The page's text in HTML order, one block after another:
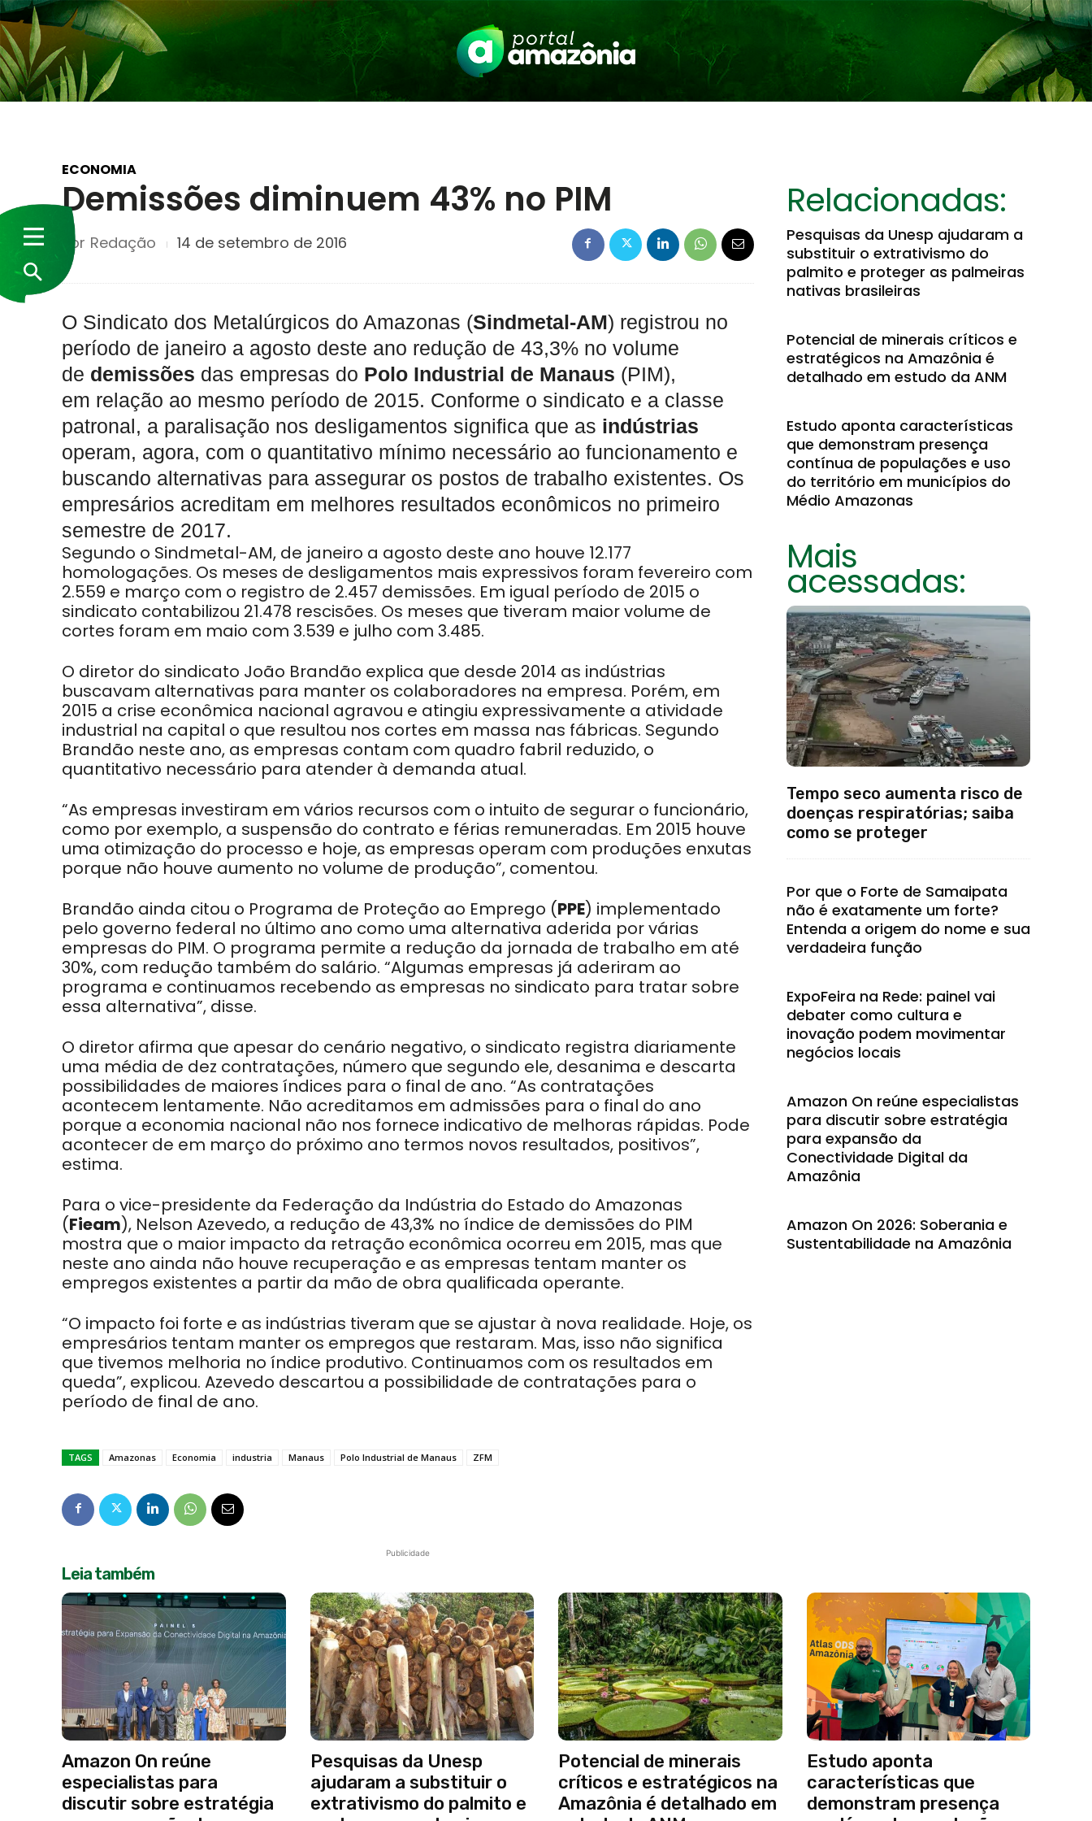
ECONOMIA
Demissões diminuem 43% no PIM
Por Redação 14 de setembro de 2016
O Sindicato dos Metalúrgicos do Amazonas (Sindmetal-AM) registrou no
período de janeiro a agosto deste ano redução de 43,3% no volume
de demissões das empresas do Polo Industrial de Manaus (PIM),
em relação ao mesmo período de 2015. Conforme o sindicato e a classe
patronal, a paralisação nos desligamentos significa que as indústrias
operam, agora, com o quantitativo mínimo necessário ao funcionamento e
buscando alternativas para assegurar os postos de trabalho existentes. Os
empresários acreditam em melhores resultados econômicos no primeiro
semestre de 2017.
Segundo o Sindmetal-AM, de janeiro a agosto deste ano houve 12.177
homologações. Os meses de desligamentos mais expressivos foram fevereiro com
2.559 e março com o registro de 2.457 demissões. Em igual período de 2015 o
sindicato contabilizou 21.478 rescisões. Os meses que tiveram maior volume de
cortes foram em maio com 3.539 e julho com 3.485.
O diretor do sindicato João Brandão explica que desde 2014 as indústrias
buscavam alternativas para manter os colaboradores na empresa. Porém, em
2015 a crise econômica nacional agravou e atingiu expressivamente a atividade
industrial na capital o que resultou nos cortes em massa nas fábricas. Segundo
Brandão neste ano, as empresas contam com quadro fabril reduzido, o
quantitativo necessário para atender à demanda atual.
“As empresas investiram em vários recursos com o intuito de segurar o funcionário,
como por exemplo, a suspensão do contrato e férias remuneradas. Em 2015 houve
uma otimização do processo e hoje, as empresas operam com produções enxutas
porque não houve aumento no volume de produção”, comentou.
Brandão ainda citou o Programa de Proteção ao Emprego (PPE) implementado
pelo governo federal no último ano como uma alternativa aderida por várias
empresas do PIM. O programa permite a redução da jornada de trabalho em até
30%, com redução também do salário. “Algumas empresas já aderiram ao
programa e continuamos recebendo as empresas no sindicato para tratar sobre
essa alternativa”, disse.
O diretor afirma que apesar do cenário negativo, o sindicato registra diariamente
uma média de dez contratações, número que segundo ele, desanima e descarta
possibilidades de maiores índices para o final de ano. “As contratações
acontecem lentamente. Não acreditamos em admissões para o final do ano
porque a economia nacional não nos fornece indicativo de melhoras rápidas. Pode
acontecer de em março do próximo ano termos novos resultados, positivos”,
estima.
Para o vice-presidente da Federação da Indústria do Estado do Amazonas
(Fieam), Nelson Azevedo, a redução de 43,3% no índice de demissões do PIM
mostra que o maior impacto da retração econômica ocorreu em 2015, mas que
neste ano ainda não houve recuperação e as empresas tentam manter os
empregos existentes a partir da mão de obra qualificada operante.
“O impacto foi forte e as indústrias tiveram que se ajustar à nova realidade. Hoje, os
empresários tentam manter os empregos que restaram. Mas, isso não significa
que tivemos melhoria no índice produtivo. Continuamos com os resultados em
queda”, explicou. Azevedo descartou a possibilidade de contratações para o
período de final de ano.
TAGS Amazonas Economia industria Manaus Polo Industrial de Manaus ZFM
Publicidade
Relacionadas:
Pesquisas da Unesp ajudaram a
substituir o extrativismo do
palmito e proteger as palmeiras
nativas brasileiras
Potencial de minerais críticos e
estratégicos na Amazônia é
detalhado em estudo da ANM
Estudo aponta características
que demonstram presença
contínua de populações e uso
do território em municípios do
Médio Amazonas
Mais
acessadas:
Tempo seco aumenta risco de
doenças respiratórias; saiba
como se proteger
Por que o Forte de Samaipata
não é exatamente um forte?
Entenda a origem do nome e sua
verdadeira função
ExpoFeira na Rede: painel vai
debater como cultura e
inovação podem movimentar
negócios locais
Amazon On reúne especialistas
para discutir sobre estratégia
para expansão da
Conectividade Digital da
Amazônia
Amazon On 2026: Soberania e
Sustentabilidade na Amazônia
Leia também
Amazon On reúne
especialistas para
discutir sobre estratégia
Pesquisas da Unesp
ajudaram a substituir o
extrativismo do palmito e
Potencial de minerais
críticos e estratégicos na
Amazônia é detalhado em
Estudo aponta
características que
demonstram presença